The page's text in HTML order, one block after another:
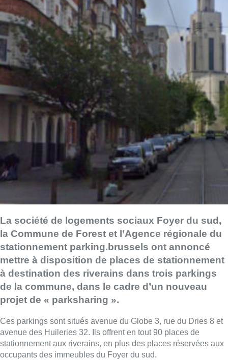
La société de logements sociaux Foyer du sud,
la Commune de Forest et l’Agence régionale du
stationnement parking.brussels ont annoncé
mettre à disposition de places de stationnement
à destination des riverains dans trois parkings
de la commune, dans le cadre d’un nouveau
projet de « parksharing ».
Ces parkings sont situés avenue du Globe 3, rue du Dries 8 et
avenue des Huileries 32. Ils offrent en tout 90 places de
stationnement aux riverains, en plus des places réservées aux
occupants des immeubles du Foyer du sud.